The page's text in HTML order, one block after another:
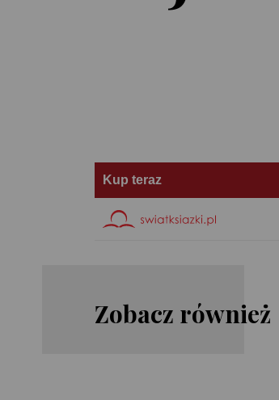
Kup teraz
Zobacz również
Charlie
James